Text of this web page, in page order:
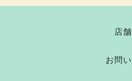
店
お問